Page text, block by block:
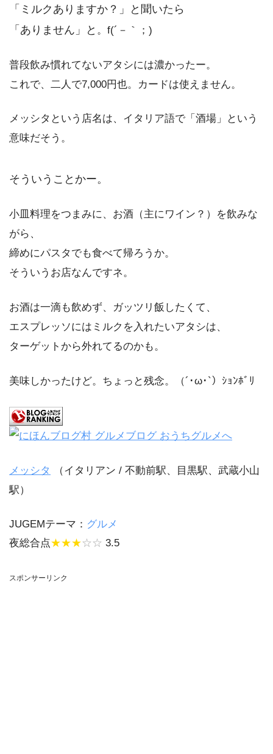
「ミルクありますか？」と聞いたら
「ありません」と 。f(´－｀；)
普段飲み慣れてないアタシには濃かったー。
これで、二人で7,000円也。カードは使えません。
メッシタという店名は、イタリア語で「酒場」という
意味だそう。
そういうことかー。
小皿料理をつまみに、お酒（主にワイン？）を飲みな
がら、
締めにパスタでも食べて帰ろうか。
そういうお店なんですネ。
お酒は一滴も飲めず、ガッツリ飯したくて、
エスプレッソにはミルクを入れたいアタシは、
ターゲットから外れてるのかも。
美味しかったけど。ちょっと残念。（´･ω･`）ｼｮﾝﾎﾞﾘ
メッシタ
（イタリアン / 不動前駅、目黒駅、武蔵小山
駅）
JUGEMテーマ： グルメ
夜総合点★★★☆☆ 3.5
スポンサーリンク